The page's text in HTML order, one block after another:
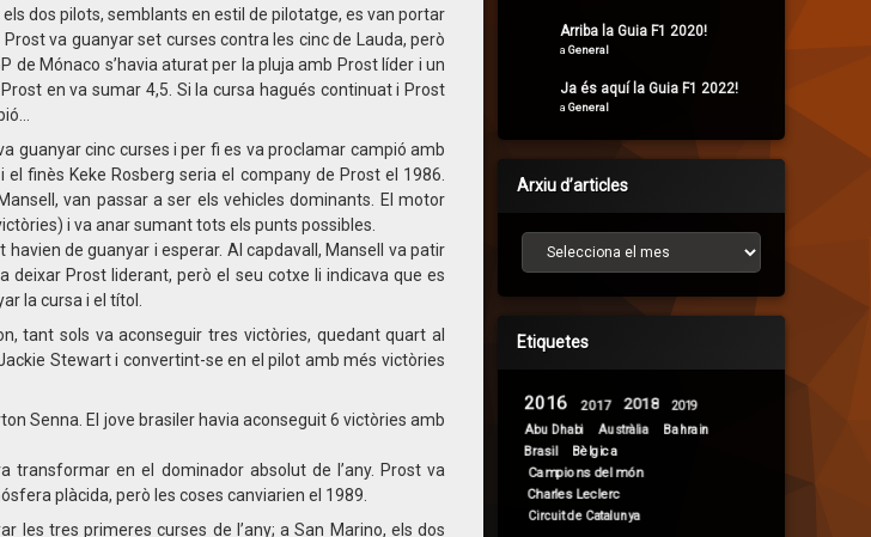
els dos pilots, semblants en estil de pilotatge, es van portar
va guanyar set curses contra les cinc de Lauda, però
de Mónaco s’havia aturat per la pluja amb Prost líder i un
en va sumar 4,5. Si la cursa hagués continuat i Prost
guanyar cinc curses i per fi es va proclamar campió amb
finès Keke Rosberg seria el company de Prost el 1986.
van passar a ser els vehicles dominants. El motor
i va anar sumant tots els punts possibles.
de guanyar i esperar. Al capdavall, Mansell va patir
Prost liderant, però el seu cotxe li indicava que es
la cursa i el títol.
tant sols va aconseguir tres victòries, quedant quart al
Stewart i convertint-se en el pilot amb més victòries
Senna. El jove brasiler havia aconseguit 6 victòries amb
transformar en el dominador absolut de l’any. Prost va
sfera plàcida, però les coses canviarien el 1989.
les tres primeres curses de l’any; a San Marino, els dos
Arriba la Guia F1 2020!
a General
Ja és aquí la Guia F1 2022!
a General
Arxiu d’articles
Arxiu d’articles
Etiquetes
2016 2017 2018 2019
Abu Dhabi Austràlia
Bahrain
Brasil
Bèlgica
Campions del món
Charles Leclerc
Circuit de Catalunya